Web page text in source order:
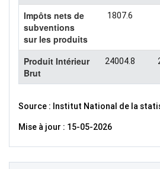
Impôts nets de
subventions
sur les produits
1807.6
Produit Intérieur
Brut
24004.8
Source : Institut National de la
Mise à jour : 15-05-2026